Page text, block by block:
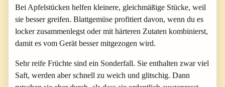
Bei Apfelstücken helfen kleinere, gleichmäßige Stücke, weil
sie besser greifen. Blattgemüse profitiert davon, wenn du es
locker zusammenlegst oder mit härteren Zutaten kombinierst,
damit es vom Gerät besser mitgezogen wird.
Sehr reife Früchte sind ein Sonderfall. Sie enthalten zwar viel
Saft, werden aber schnell zu weich und glitschig. Dann